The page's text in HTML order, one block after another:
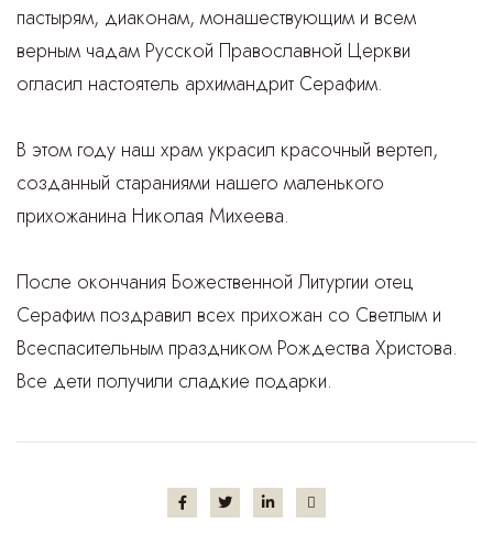
пастырям, диаконам, монашествующим и всем
верным чадам Русской Православной Церкви
огласил настоятель архимандрит Серафим.
В этом году наш храм украсил красочный вертеп,
созданный стараниями нашего маленького
прихожанина Николая Михеева.
После окончания Божественной Литургии отец
Серафим поздравил всех прихожан со Светлым и
Всеспасительным праздником Рождества Христова.
Все дети получили сладкие подарки.